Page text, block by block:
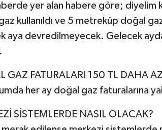
yer alan habere göre; diyelim
kullanıldı ve 5 metreküp doğal
aya devredilmeyecek. Gelecek
GAZ FATURALARI 150 TL DAHA
her ay doğal gaz faturalarına
SİSTEMLERDE NASIL OLACAK?